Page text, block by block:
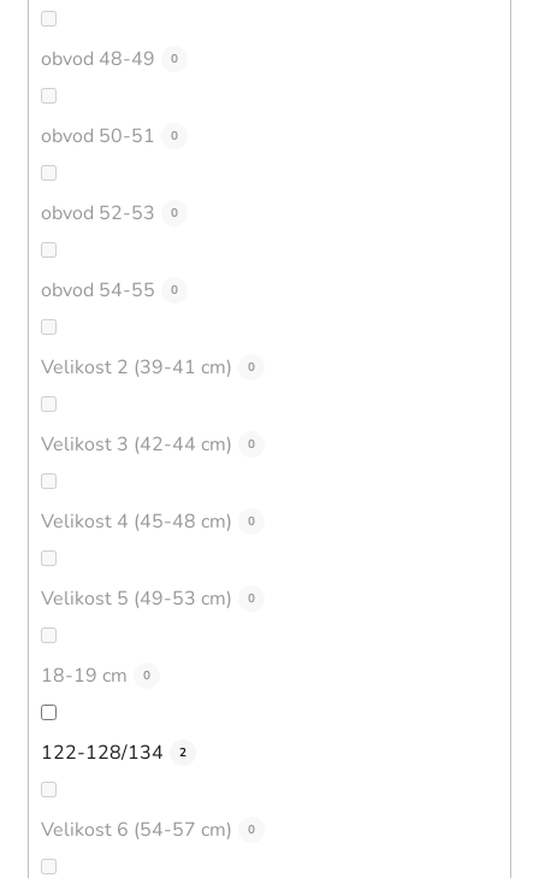
obvod 48-49 0
obvod 50-51 0
obvod 52-53 0
obvod 54-55 0
Velikost 2 (39-41 cm) 0
Velikost 3 (42-44 cm) 0
Velikost 4 (45-48 cm) 0
Velikost 5 (49-53 cm) 0
18-19 cm 0
122-128/134 2
Velikost 6 (54-57 cm) 0